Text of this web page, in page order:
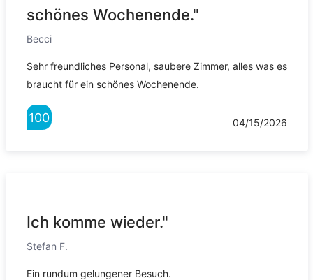
schönes Wochenende."
Becci
Sehr freundliches Personal, saubere Zimmer, alles was es
braucht für ein schönes Wochenende.
100 04/15/2026
Ich komme wieder."
Stefan F.
Ein rundum gelungener Besuch.